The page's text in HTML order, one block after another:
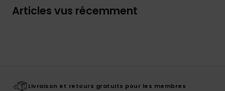
Articles vus récemment
Livraison et retours gratuits pour les membres